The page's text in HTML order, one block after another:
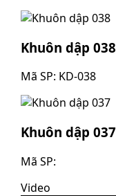
Khuôn dập 038
Mã SP: KD-038
Khuôn dập 037
Mã SP:
Video